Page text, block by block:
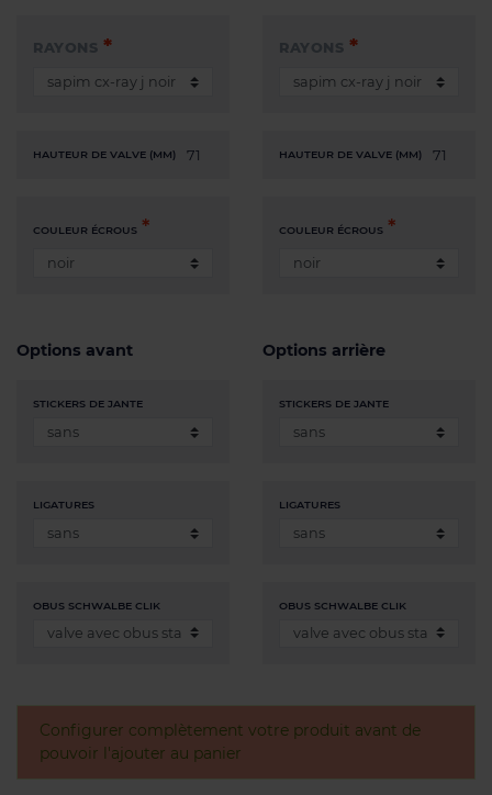
RAYONS
HAUTEUR DE VALVE (MM) 71
COULEUR ÉCROUS
RAYONS
HAUTEUR DE VALVE (MM) 71
COULEUR ÉCROUS
Options avant
STICKERS DE JANTE
LIGATURES
OBUS SCHWALBE CLIK
Options arrière
STICKERS DE JANTE
LIGATURES
OBUS SCHWALBE CLIK
Configurer complètement votre produit avant de
pouvoir l'ajouter au panier